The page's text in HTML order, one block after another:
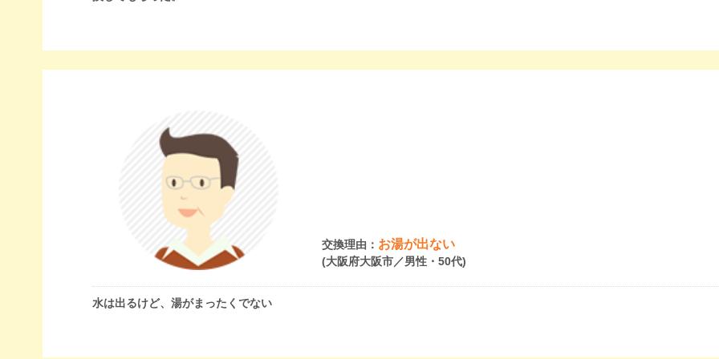
交換理由： お湯が出ない
(大阪府大阪市／男性・50代)
水は出るけど、湯がまったくでない